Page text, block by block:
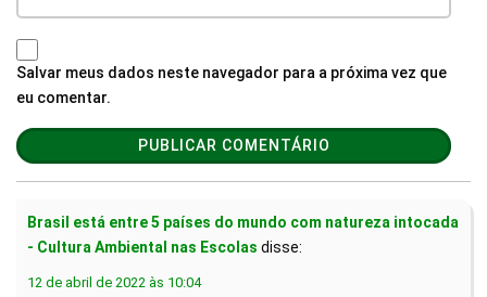
Salvar meus dados neste navegador para a próxima vez que
eu comentar.
Brasil está entre 5 países do mundo com natureza intocada
- Cultura Ambiental nas Escolas disse:
12 de abril de 2022 às 10:04